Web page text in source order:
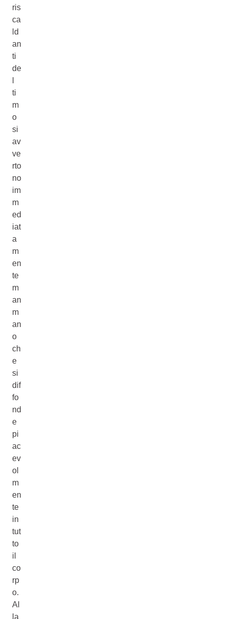
ris
ca
ld
an
ti
de
ti
m
o
si
av
ve
rto
no
im
m
ed
iat
a
m
en
te
m
an
m
an
o
ch
e
si
dif
fo
nd
e
pi
ac
ev
ol
m
en
te
in
tut
to
il
co
rp
o.
Al
la